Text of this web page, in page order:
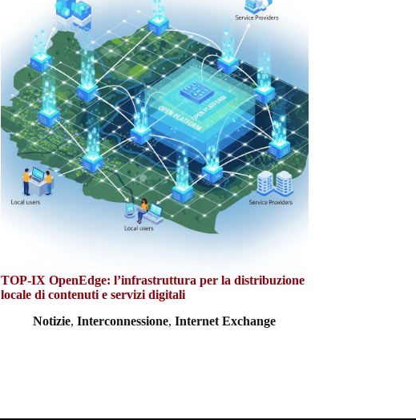
TOP-IX OpenEdge: l’infrastruttura per la distribuzione
locale di contenuti e servizi digitali
Notizie,Interconnessione,Internet Exchange